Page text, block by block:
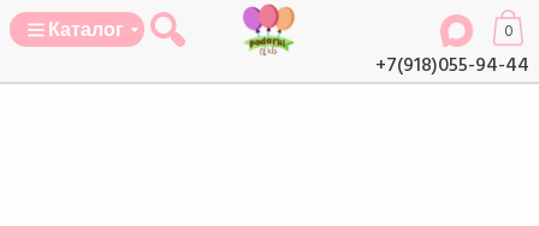
+7(918)055-94-44
0
Каталог